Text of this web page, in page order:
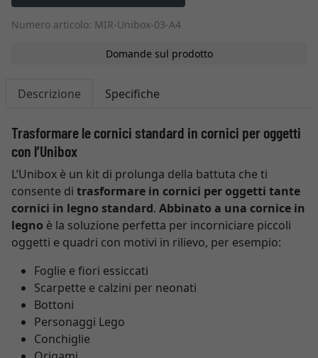
Numero articolo: MIR-Unibox-03-A4
Domande sul prodotto
Descrizione Specifiche
Trasformare le cornici standard in cornici per oggetti
con l’Unibox
L’Unibox è un kit di prolunga della battuta che ti
consente di trasformare in cornici per oggetti tante
cornici in legno standard. Abbinato a una cornice in
legno è la soluzione perfetta per incorniciare piccoli
oggetti e quadri con motivi in rilievo, per esempio:
Foglie e fiori essiccati
Scarpette e calzini per neonati
Bottoni
Personaggi Lego
Conchiglie